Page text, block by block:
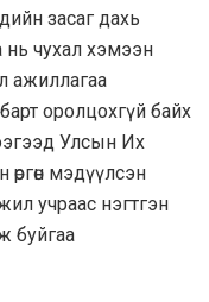
засаг дахь
нь чухал хэмээн
ажиллагаа
оролцохгүй байх
Улсын Их
мэдүүлсэн
учраас нэгтгэн
буйгаа